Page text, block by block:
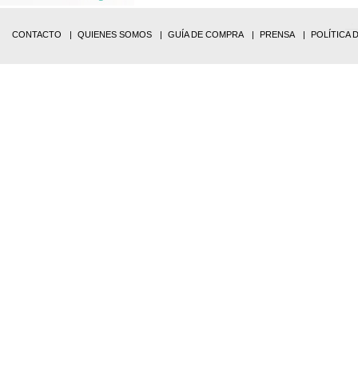
CONTACTO QUIENES SOMOS GUÍA DE COMPRA PRENSA POLÍTICA